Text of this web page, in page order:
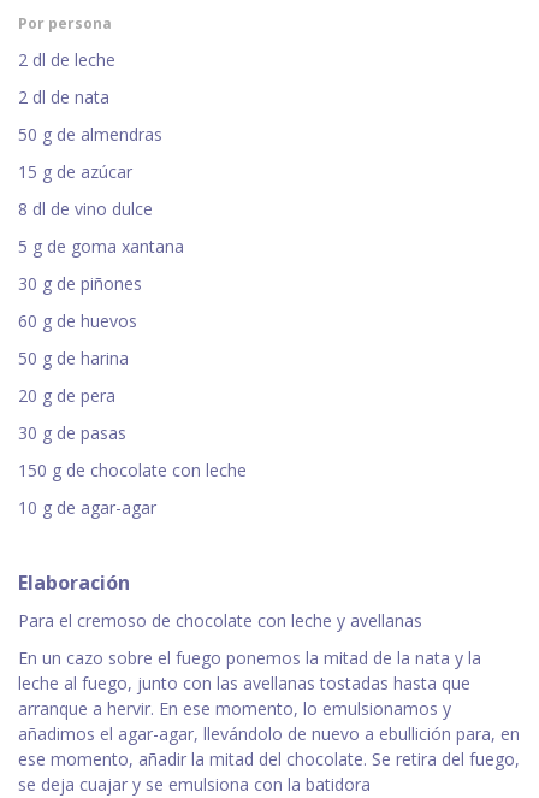
Por persona
2 dl de leche
2 dl de nata
50 g de almendras
15 g de azúcar
8 dl de vino dulce
5 g de goma xantana
30 g de piñones
60 g de huevos
50 g de harina
20 g de pera
30 g de pasas
150 g de chocolate con leche
10 g de agar-agar
Elaboración
Para el cremoso de chocolate con leche y avellanas
En un cazo sobre el fuego ponemos la mitad de la nata y la
leche al fuego, junto con las avellanas tostadas hasta que
arranque a hervir. En ese momento, lo emulsionamos y
añadimos el agar-agar, llevándolo de nuevo a ebullición para, en
ese momento, añadir la mitad del chocolate. Se retira del fuego,
se deja cuajar y se emulsiona con la batidora